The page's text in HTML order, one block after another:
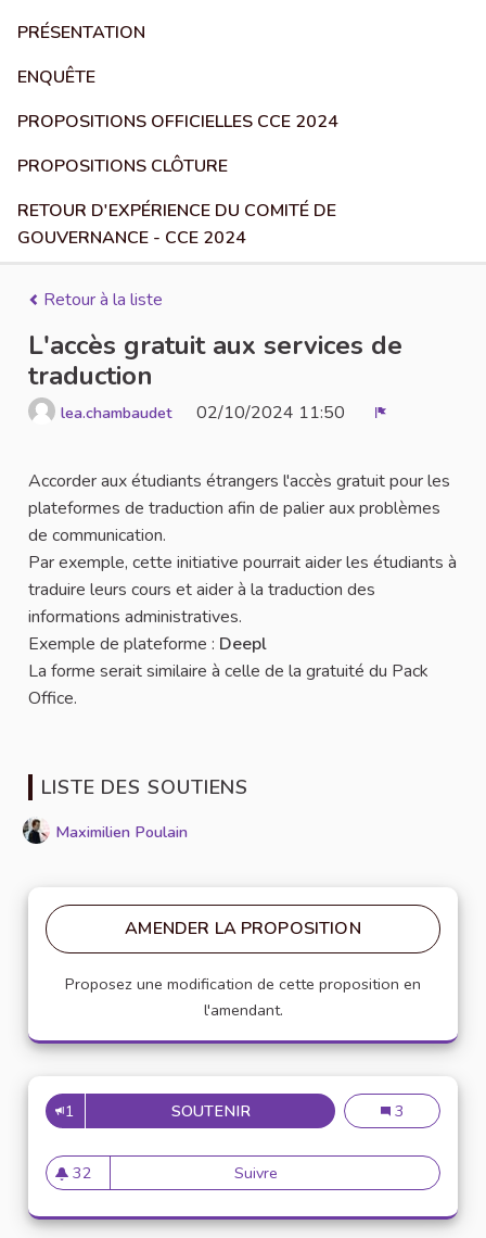
PRÉSENTATION
ENQUÊTE
PROPOSITIONS OFFICIELLES CCE 2024
PROPOSITIONS CLÔTURE
RETOUR D'EXPÉRIENCE DU COMITÉ DE
GOUVERNANCE - CCE 2024
Retour à la liste
L'accès gratuit aux services de
traduction
lea.chambaudet 02/10/2024 11:50
Accorder aux étudiants étrangers l'accès gratuit pour les
plateformes de traduction afin de palier aux problèmes
de communication.
Par exemple, cette initiative pourrait aider les étudiants à
traduire leurs cours et aider à la traduction des
informations administratives.
Exemple de plateforme : Deepl
La forme serait similaire à celle de la gratuité du Pack
Office.
LISTE DES SOUTIENS
Maximilien Poulain
AMENDER LA PROPOSITION
Proposez une modification de cette proposition en
l'amendant.
1 SOUTENIRL'ACCÈS GRATUIT AUX
L'accès
3
32
32 abonnés
Suivre L'accès gratuit aux services